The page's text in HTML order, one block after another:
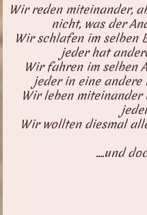
Wir reden miteinander,
nicht, was der
Wir schlafen im selben
jeder hat
Wir fahren im selben
jeder in eine andere
Wir leben miteinander
Wir wollten diesmal
....und